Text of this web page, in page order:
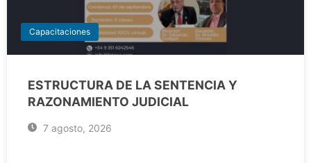
Capacitaciones
ESTRUCTURA DE LA SENTENCIA Y
RAZONAMIENTO JUDICIAL
7 agosto, 2026